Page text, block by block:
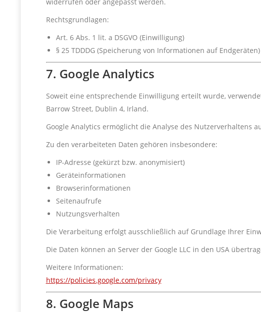
Rechtsgrundlagen:
Art. 6 Abs. 1 lit. a DSGVO (Einwilligung)
§ 25 TDDDG (Speicherung von Informationen auf Endgeräten)
7. Google Analytics
Soweit eine entsprechende Einwilligung erteilt wurde,
Barrow Street, Dublin 4, Irland.
Google Analytics ermöglicht die Analyse des Nutzerverhaltens
Zu den verarbeiteten Daten gehören insbesondere:
IP-Adresse (gekürzt bzw. anonymisiert)
Geräteinformationen
Browserinformationen
Seitenaufrufe
Nutzungsverhalten
Die Verarbeitung erfolgt ausschließlich auf Grundlage Ihrer
Die Daten können an Server der Google LLC in den USA
Weitere Informationen:
https://policies.google.com/privacy
8. Google Maps